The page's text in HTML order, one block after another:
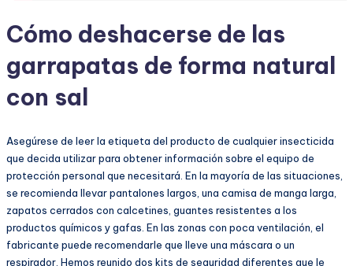
Cómo deshacerse de las
garrapatas de forma natural
con sal
Asegúrese de leer la etiqueta del producto de cualquier insecticida
que decida utilizar para obtener información sobre el equipo de
protección personal que necesitará. En la mayoría de las situaciones,
se recomienda llevar pantalones largos, una camisa de manga larga,
zapatos cerrados con calcetines, guantes resistentes a los
productos químicos y gafas. En las zonas con poca ventilación, el
fabricante puede recomendarle que lleve una máscara o un
respirador. Hemos reunido dos kits de seguridad diferentes que le